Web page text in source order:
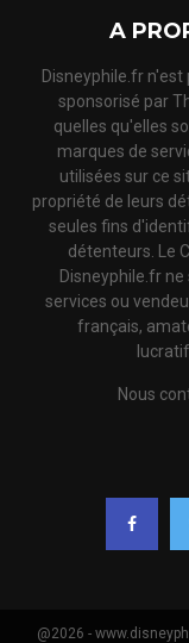
A
Disneyphile.fr n'est
sponsorisé par
quelles qu'elles
marques de
utilisées sur ce
propriété de leurs
seules fins
détenteurs. Le
Disneyphile.fr
services ou
français,
Nous
@2026 -